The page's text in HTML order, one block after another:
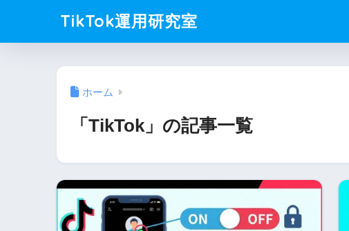
TikTok運用研究室
ホーム
「TikTok」の記事一覧